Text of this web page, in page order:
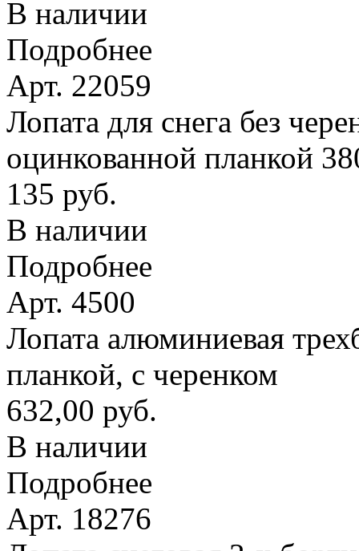
В наличии
Подробнее
Арт. 22059
Лопата для снега без
оцинкованной планкой
135 руб.
В наличии
Подробнее
Арт. 4500
Лопата алюминиевая
планкой, с черенком
632,00 руб.
В наличии
Подробнее
Арт. 18276